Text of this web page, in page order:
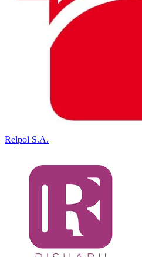
Relpol S.A.